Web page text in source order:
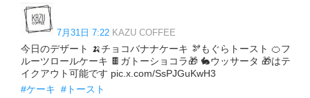
7月31日 7:22 KAZU COFFEE
今日のデザート 🍌チョコバナナケーキ 🫘もぐらトースト 🍊フ
ルーツロールケーキ 🍫ガトーショコラ🎁 🐇ウッサータ 🎁はテ
イクアウト可能です pic.x.com/SsPJGuKwH3
#ケーキ #トースト